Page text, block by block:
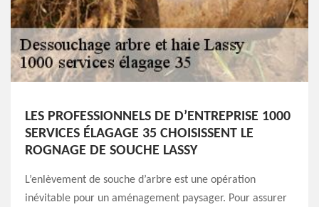
LES PROFESSIONNELS DE D’ENTREPRISE 1000
SERVICES ÉLAGAGE 35 CHOISISSENT LE
ROGNAGE DE SOUCHE LASSY
L’enlèvement de souche d’arbre est une opération
inévitable pour un aménagement paysager. Pour assurer